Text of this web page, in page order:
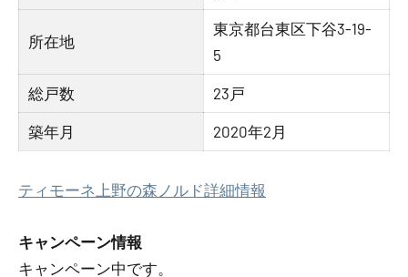
所在地
東京都台東区下谷3-19-
5
総戸数 23戸
築年月 2020年2月
ティモーネ上野の森ノルド詳細情報
キャンペーン情報
キャンペーン中です。